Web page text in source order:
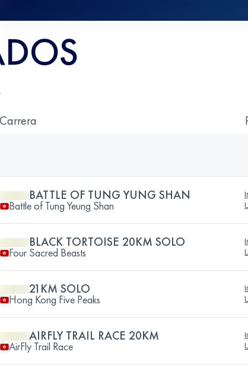
Carrera
BATTLE OF TUNG YUNG SHAN
Battle of Tung Yeung Shan
BLACK TORTOISE 20KM SOLO
Four Sacred Beasts
21KM SOLO
Hong Kong Five Peaks
AIRFLY TRAIL RACE 20KM
AirFly Trail Race